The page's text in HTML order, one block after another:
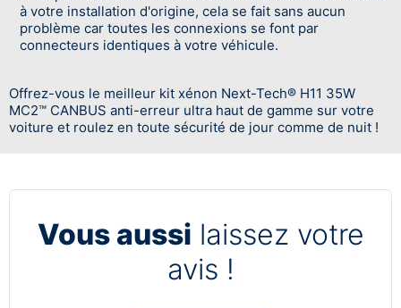
à votre installation d'origine, cela se fait sans aucun
problème car toutes les connexions se font par
connecteurs identiques à votre véhicule.
Offrez-vous le meilleur kit xénon Next-Tech® H11 35W
MC2™ CANBUS anti-erreur ultra haut de gamme sur votre
voiture et roulez en toute sécurité de jour comme de nuit !
Vous aussi laissez votre
avis !